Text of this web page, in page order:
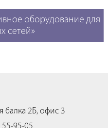
оборудование для
сетей»
балка 2Б, офис 3